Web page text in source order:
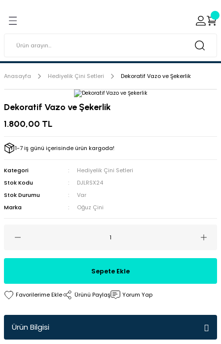
Porselen Boyaları (Toz
Kabartma Boyaları
Tabaklar
Anasayfa Hediyelik Çini Setleri Dekoratif Vazo ve Şekerlik
Dekoratif Vazo ve Şekerlik
1.800,00 TL
1-7 iş günü içerisinde ürün kargoda!
Kategori
Hediyelik Çini Setleri
Stok Kodu
DJLRSX24
Stok Durumu
Var
Marka
Oğuz Çini
Sepete Ekle
Ürünü Paylaş Yorum Yap
Ürün Bilgisi